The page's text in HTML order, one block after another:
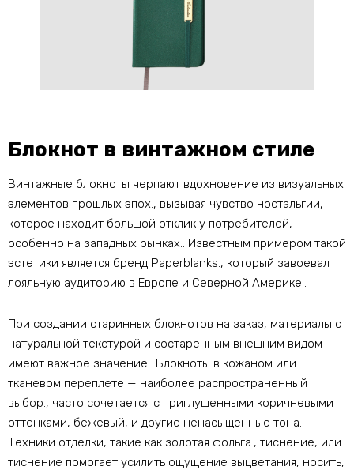
Блокнот в винтажном стиле
Винтажные блокноты черпают вдохновение из визуальных
элементов прошлых эпох., вызывая чувство ностальгии,
которое находит большой отклик у потребителей,
особенно на западных рынках.. Известным примером такой
эстетики является бренд Paperblanks., который завоевал
лояльную аудиторию в Европе и Северной Америке..
При создании старинных блокнотов на заказ, материалы с
натуральной текстурой и состаренным внешним видом
имеют важное значение.. Блокноты в кожаном или
тканевом переплете — наиболее распространенный
выбор., часто сочетается с приглушенными коричневыми
оттенками, бежевый, и другие ненасыщенные тона.
Техники отделки, такие как золотая фольга., тиснение, или
тиснение помогает усилить ощущение выцветания, носить,